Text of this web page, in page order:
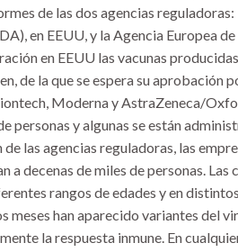
de las dos agencias
en EEUU, y la Agencia Europea
en EEUU las vacunas
de la que se espera su aprobación
Moderna y AstraZeneca/
personas y algunas se están
las agencias reguladoras, las
decenas de miles de personas. Las
rangos de edades y en
han aparecido variantes del
la respuesta inmune. En